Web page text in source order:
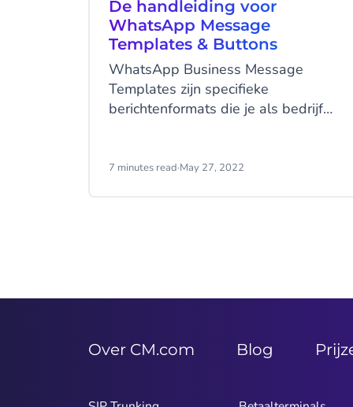
De handleiding voor
WhatsApp Message
Templates & Buttons
WhatsApp Business Message
Templates zijn specifieke
berichtenformats die je als bedrijf
klantenserviceberichten te sturen
knoppen. Lees er hieronder alles
7 minutes read·May 27, 2022
Over CM.com Blog